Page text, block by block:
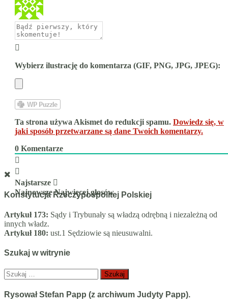
Wybierz ilustrację do komentarza (GIF, PNG, JPG, JPEG):
Ta strona używa Akismet do redukcji spamu. Dowiedz się, w
jaki sposób przetwarzane są dane Twoich komentarzy.
0 Komentarze
Najstarsze
Najnowsze Najwięcej głosów
Konstytucja Rzeczypospolitej Polskiej
Artykuł 173: Sądy i Trybunały są władzą odrębną i niezależną od
innych władz.
Artykuł 180: ust.1 Sędziowie są nieusuwalni.
Szukaj w witrynie
Szukaj:
Rysował Stefan Papp (z archiwum Judyty Papp).